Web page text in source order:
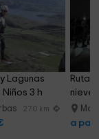
Lagunas
3 h
27.0 km
Ruta
nieve
a